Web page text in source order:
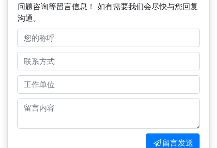
问题咨询等留言信息！ 如有需要我们会尽快与您回复
沟通。
留言发送